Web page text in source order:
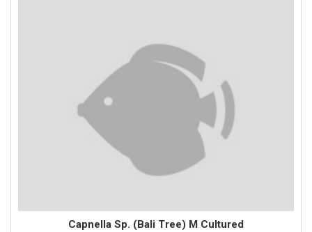
Capnella Sp. (Bali Tree) M Cultured